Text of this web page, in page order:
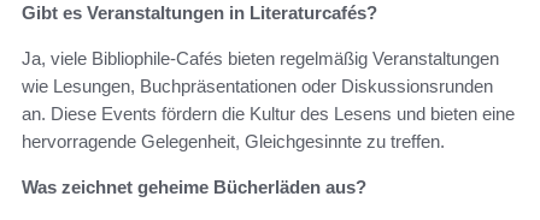
Gibt es Veranstaltungen in Literaturcafés?
Ja, viele Bibliophile-Cafés bieten regelmäßig Veranstaltungen
wie Lesungen, Buchpräsentationen oder Diskussionsrunden
an. Diese Events fördern die Kultur des Lesens und bieten eine
hervorragende Gelegenheit, Gleichgesinnte zu treffen.
Was zeichnet geheime Bücherläden aus?